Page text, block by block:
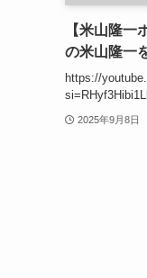
【米山隆一
の米山隆一
https://
2025年9月8日